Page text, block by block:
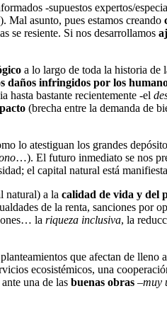
-supuestos expertos/
). Mal asunto, pues estamos creando
se resiente. Si nos desarrollamos
a lo largo de toda la historia de
daños infringidos por los
hasta bastante recientemente -el
(brecha entre la demanda de
lo atestiguan los grandes
…). El futuro inmediato se nos
el capital natural está
natural) a la calidad de vida y del
de la renta, sanciones por
la riqueza inclusiva, la
que afectan de lleno
ecosistémicos, una
una de las buenas obras –muy